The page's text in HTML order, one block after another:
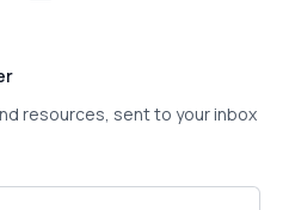
resources, sent to your inbox